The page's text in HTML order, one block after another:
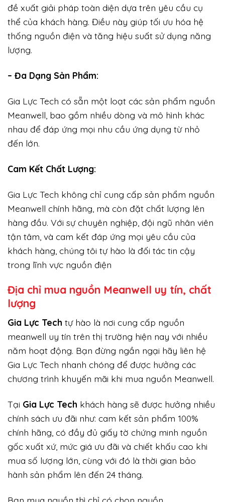
đề xuất giải pháp toàn diện dựa trên yêu cầu cụ
thể của khách hàng. Điều này giúp tối ưu hóa hệ
thống nguồn điện và tăng hiệu suất sử dụng năng
lượng.
– Đa Dạng Sản Phẩm:
Gia Lực Tech có sẵn một loạt các sản phẩm nguồn
Meanwell, bao gồm nhiều dòng và mô hình khác
nhau để đáp ứng mọi nhu cầu ứng dụng từ nhỏ
đến lớn.
Cam Kết Chất Lượng:
Gia Lực Tech không chỉ cung cấp sản phẩm nguồn
Meanwell chính hãng, mà còn đặt chất lượng lên
hàng đầu. Với sự chuyên nghiệp, đội ngũ nhân viên
tận tâm, và cam kết đáp ứng mọi yêu cầu của
khách hàng, chúng tôi tự hào là đối tác tin cậy
trong lĩnh vực nguồn điện
Địa chỉ mua nguồn Meanwell uy tín, chất
lượng
Gia Lực Tech tự hào là nơi cung cấp nguồn
meanwell uy tín trên thị trường hiện nay với nhiều
năm hoạt động. Bạn đừng ngần ngại hãy liên hệ
Gia Lực Tech nhanh chóng để được hưởng các
chương trình khuyến mãi khi mua nguồn Meanwell.
Tại Gia Lực Tech khách hàng sẽ được hưởng nhiều
chính sách ưu đãi như: cam kết sản phẩm 100%
chính hãng, có đầy đủ giấy tờ chứng minh nguồn
gốc xuất xứ, mức giá ưu đãi và chiết khấu cao khi
mua số lượng lớn, cùng với đó là thời gian bảo
hành sản phẩm lên đến 24 tháng.